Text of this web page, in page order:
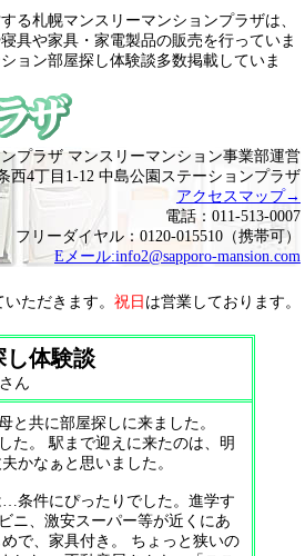
札幌マンスリーマンションプラザは、
具や家具・家電製品の販売を行っていま
ョン部屋探し体験談多数掲載していま
プラザ マンスリーマンション事業部運営
西4丁目1-12 中島公園ステーションプラザ
アクセスマップ→
電話：011-513-0007
フリーダイヤル：0120-015510（携帯可）
Eメール:info2@sapporo-mansion.com
いただきます。 祝日 は営業しております。
し体験談
ん
と共に部屋探しに来ました。
た。 駅まで迎えに来たのは、明
かなぁと思いました。
条件にぴったりでした。進学す
ニ、激安スーパー等が近くにあ
で、家具付き。 ちょっと狭いの